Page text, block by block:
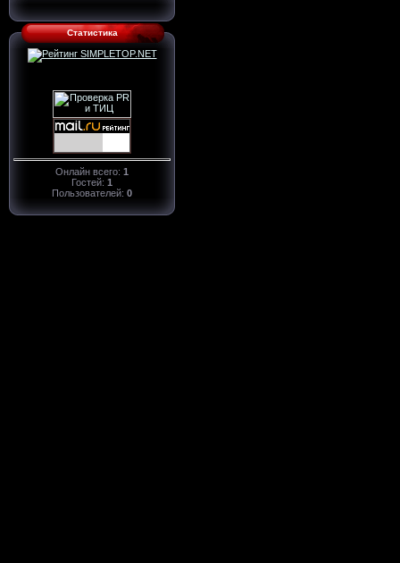
Статистика
Онлайн всего: 1
Гостей: 1
Пользователей: 0